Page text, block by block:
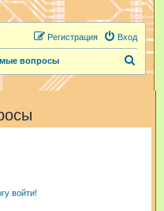
Вход
Регистрация
вопросы
войти!